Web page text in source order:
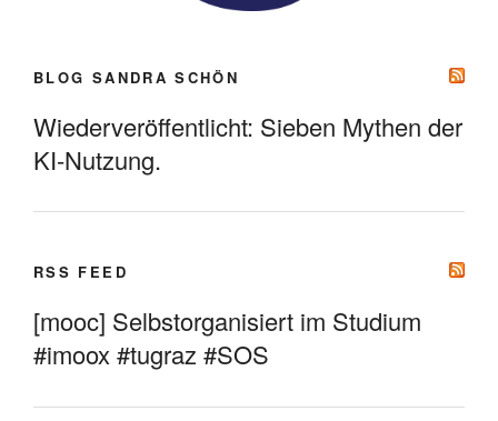
BLOG SANDRA SCHÖN
Wiederveröffentlicht: Sieben Mythen der
KI-Nutzung.
RSS FEED
[mooc] Selbstorganisiert im Studium
#imoox #tugraz #SOS